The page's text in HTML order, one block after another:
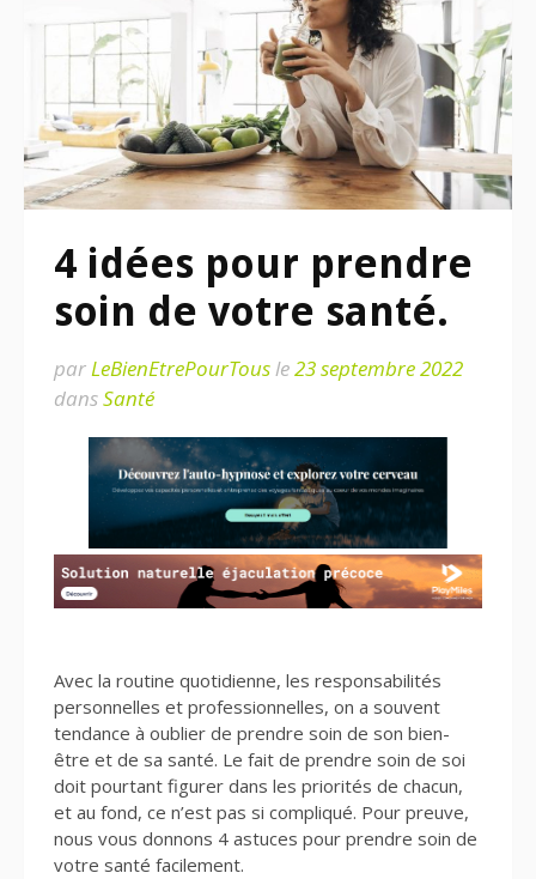
4 idées pour prendre
soin de votre santé.
parLeBienEtrePourTousle23 septembre 2022
dansSanté
Avec la routine quotidienne, les responsabilités
personnelles et professionnelles, on a souvent
tendance à oublier de prendre soin de son bien-
être et de sa santé. Le fait de prendre soin de soi
doit pourtant figurer dans les priorités de chacun,
et au fond, ce n’est pas si compliqué. Pour preuve,
nous vous donnons 4 astuces pour prendre soin de
votre santé facilement.